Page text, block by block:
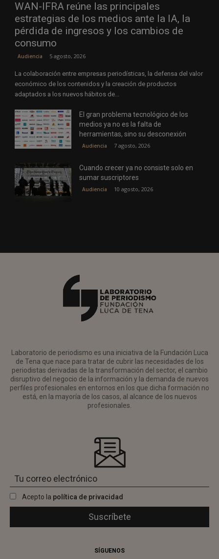
WAN-IFRA reúne las principales
estrategias de los medios ante la IA, la
pérdida de ingresos y los cambios de
consumo
Audiencia 5 agosto, 2026
La colaboración entre empresas periodísticas, la defensa del valor
económico de los contenidos y la creación de productos
adaptados a los nuevos hábitos de...
El gran problema tecnológico de los
medios ya no es la falta de
herramientas, sino su desconexión
Audiencia 7 agosto, 2026
Cuando crecer ya no consiste solo en
sumar suscriptores
Audiencia 10 agosto, 2026
Laboratorio de periodismo es una iniciativa de la Fundación Luca
de Tena que nace para tratar de cubrir las necesidades de los
periodistas derivadas de la transformación del sector, el cambio
disruptivo del negocio de la información y la demanda de nuevos
perfiles profesionales en entornos en los que dicha formación no
está, en la mayoría de los casos, al alcance de los nuevos
profesionales.
Acepto la política de privacidad
SÍGUENOS